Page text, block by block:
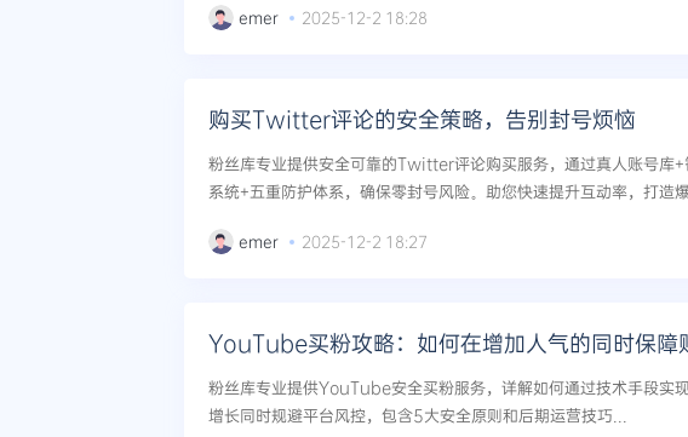
emer 2025-12-2 18:28
购买Twitter评论的安全策略，告别封号烦恼
粉丝库专业提供安全可靠的Twitter评论购买服务，通过真人账号库+
系统+五重防护体系，确保零封号风险。助您快速提升互动率，打造
emer 2025-12-2 18:27
粉丝库专业提供YouTube安全买粉服务，详解如何通过技术手段实
增长同时规避平台风控，包含5大安全原则和后期运营技巧...